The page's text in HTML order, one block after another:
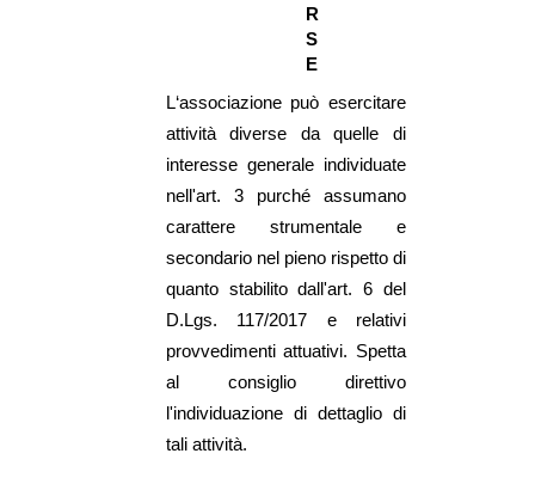
R
S
E
L‘associazione può esercitare
attività diverse da quelle di
interesse generale individuate
nell'art. 3 purché assumano
carattere strumentale e
secondario nel pieno rispetto di
quanto stabilito dall'art. 6 del
D.Lgs. 117/2017 e relativi
provvedimenti attuativi. Spetta
al consiglio direttivo
l'individuazione di dettaglio di
tali attività.